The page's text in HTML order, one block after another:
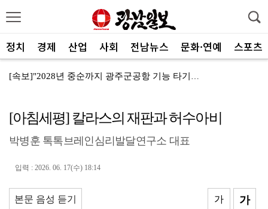
정치 경제 산업 사회 전남뉴스 문화·연예 스포츠
[속보]"2028년 중순까지 광주군공항 기능 타기지로 ...
나주교육지원청, 제1회 청소년창업박람회 성료
여수세계섬박람회 성공 향해 자원봉사자 나선다
전남광주 관광 매력 사진에 담는다
전남광주특별시, 체류형 산림관광 키운다
[아침세평] 칼라스의 재판과 허수아비
박병훈 톡톡브레인심리발달연구소 대표
입력 : 2026. 06. 17(수) 18:14
본문 음성 듣기 가
가